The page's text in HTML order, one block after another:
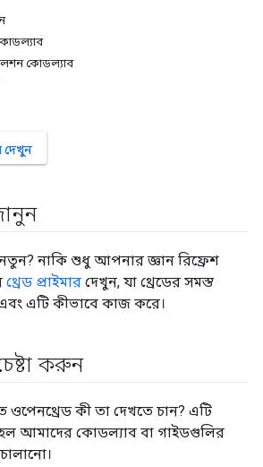
কোডল্যাব
দেখুন
নাকি শুধু আপনার জ্ঞান রিফ্রেশ
থ্রেড প্রাইমার দেখুন, যা থ্রেডের সমস্ত
এটি কীভাবে কাজ করে।
করুন
ওপেনথ্রেড কী তা দেখতে চান? এটি
আমাদের কোডল্যাব বা গাইডগুলির